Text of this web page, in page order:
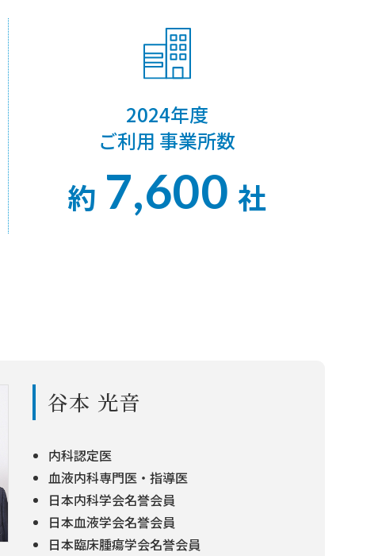
2024年度
ご利用 事業所数
約 7,600 社
谷本 光音
内科認定医
血液内科専門医・指導医
日本内科学会名誉会員
日本血液学会名誉会員
日本臨床腫瘍学会名誉会員